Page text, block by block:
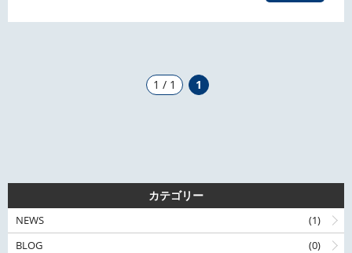
1 / 1 1
カテゴリー
NEWS
(1)
BLOG
(0)